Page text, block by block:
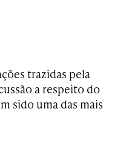
trazidas pela
a respeito do
sido uma das mais